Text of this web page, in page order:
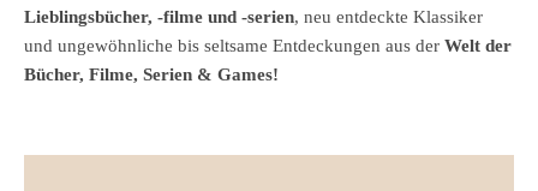
Lieblingsbücher, -filme und -serien, neu entdeckte Klassiker
und ungewöhnliche bis seltsame Entdeckungen aus der Welt der
Bücher, Filme, Serien & Games!